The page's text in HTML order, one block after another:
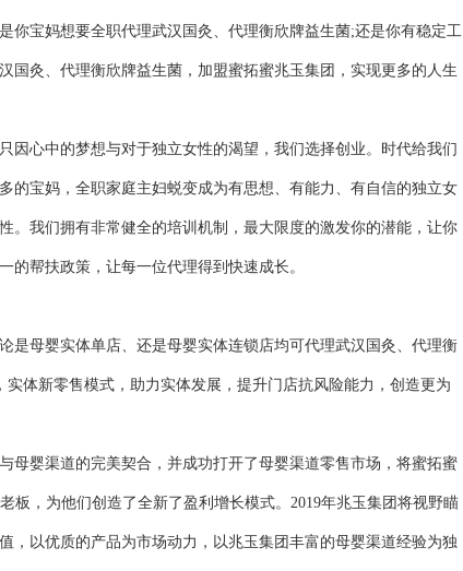
宝妈想要全职代理武汉国灸、代理衡欣牌益生菌;还是你有稳定工
国灸、代理衡欣牌益生菌，加盟蜜拓蜜兆玉集团，实现更多的人生
心中的梦想与对于独立女性的渴望，我们选择创业。时代给我们
的宝妈，全职家庭主妇蜕变成为有思想、有能力、有自信的独立女
。我们拥有非常健全的培训机制，最大限度的激发你的潜能，让你
的帮扶政策，让每一位代理得到快速成长。
母婴实体单店、还是母婴实体连锁店均可代理武汉国灸、代理衡
体新零售模式，助力实体发展，提升门店抗风险能力，创造更为
婴渠道的完美契合，并成功打开了母婴渠道零售市场，将蜜拓蜜
板，为他们创造了全新了盈利增长模式。2019年兆玉集团将视野瞄
，以优质的产品为市场动力，以兆玉集团丰富的母婴渠道经验为独